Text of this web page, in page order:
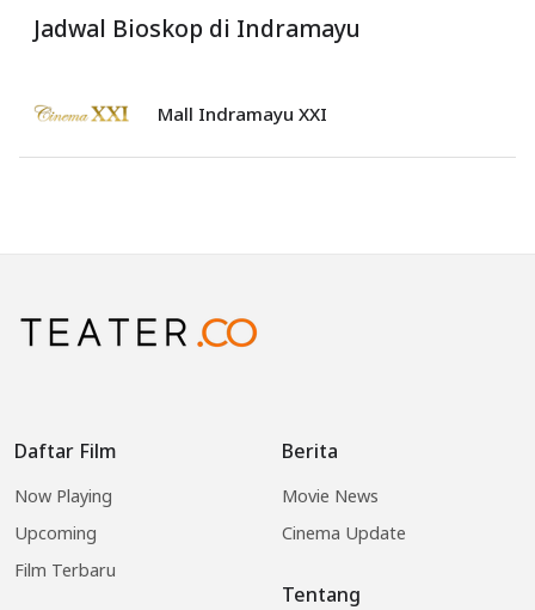
Jadwal Bioskop di Indramayu
Mall Indramayu XXI
Daftar Film
Now Playing
Upcoming
Film Terbaru
Berita
Movie News
Cinema Update
Tentang